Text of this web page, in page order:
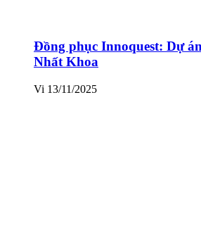
Đồng phục Innoquest: Dự
Nhất Khoa
Vi 13/11/2025